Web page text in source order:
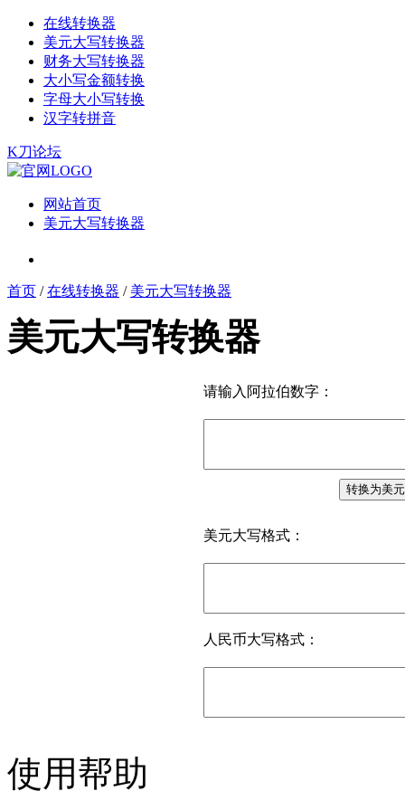
在线转换器
美元大写转换器
财务大写转换器
大小写金额转换
字母大小写转换
汉字转拼音
K刀论坛
网站首页
美元大写转换器
首页 /在线转换器 / 美元大写转换器
美元大写转换器
请输入阿拉伯数字：
美元大写格式：
人民币大写格式：
使用帮助